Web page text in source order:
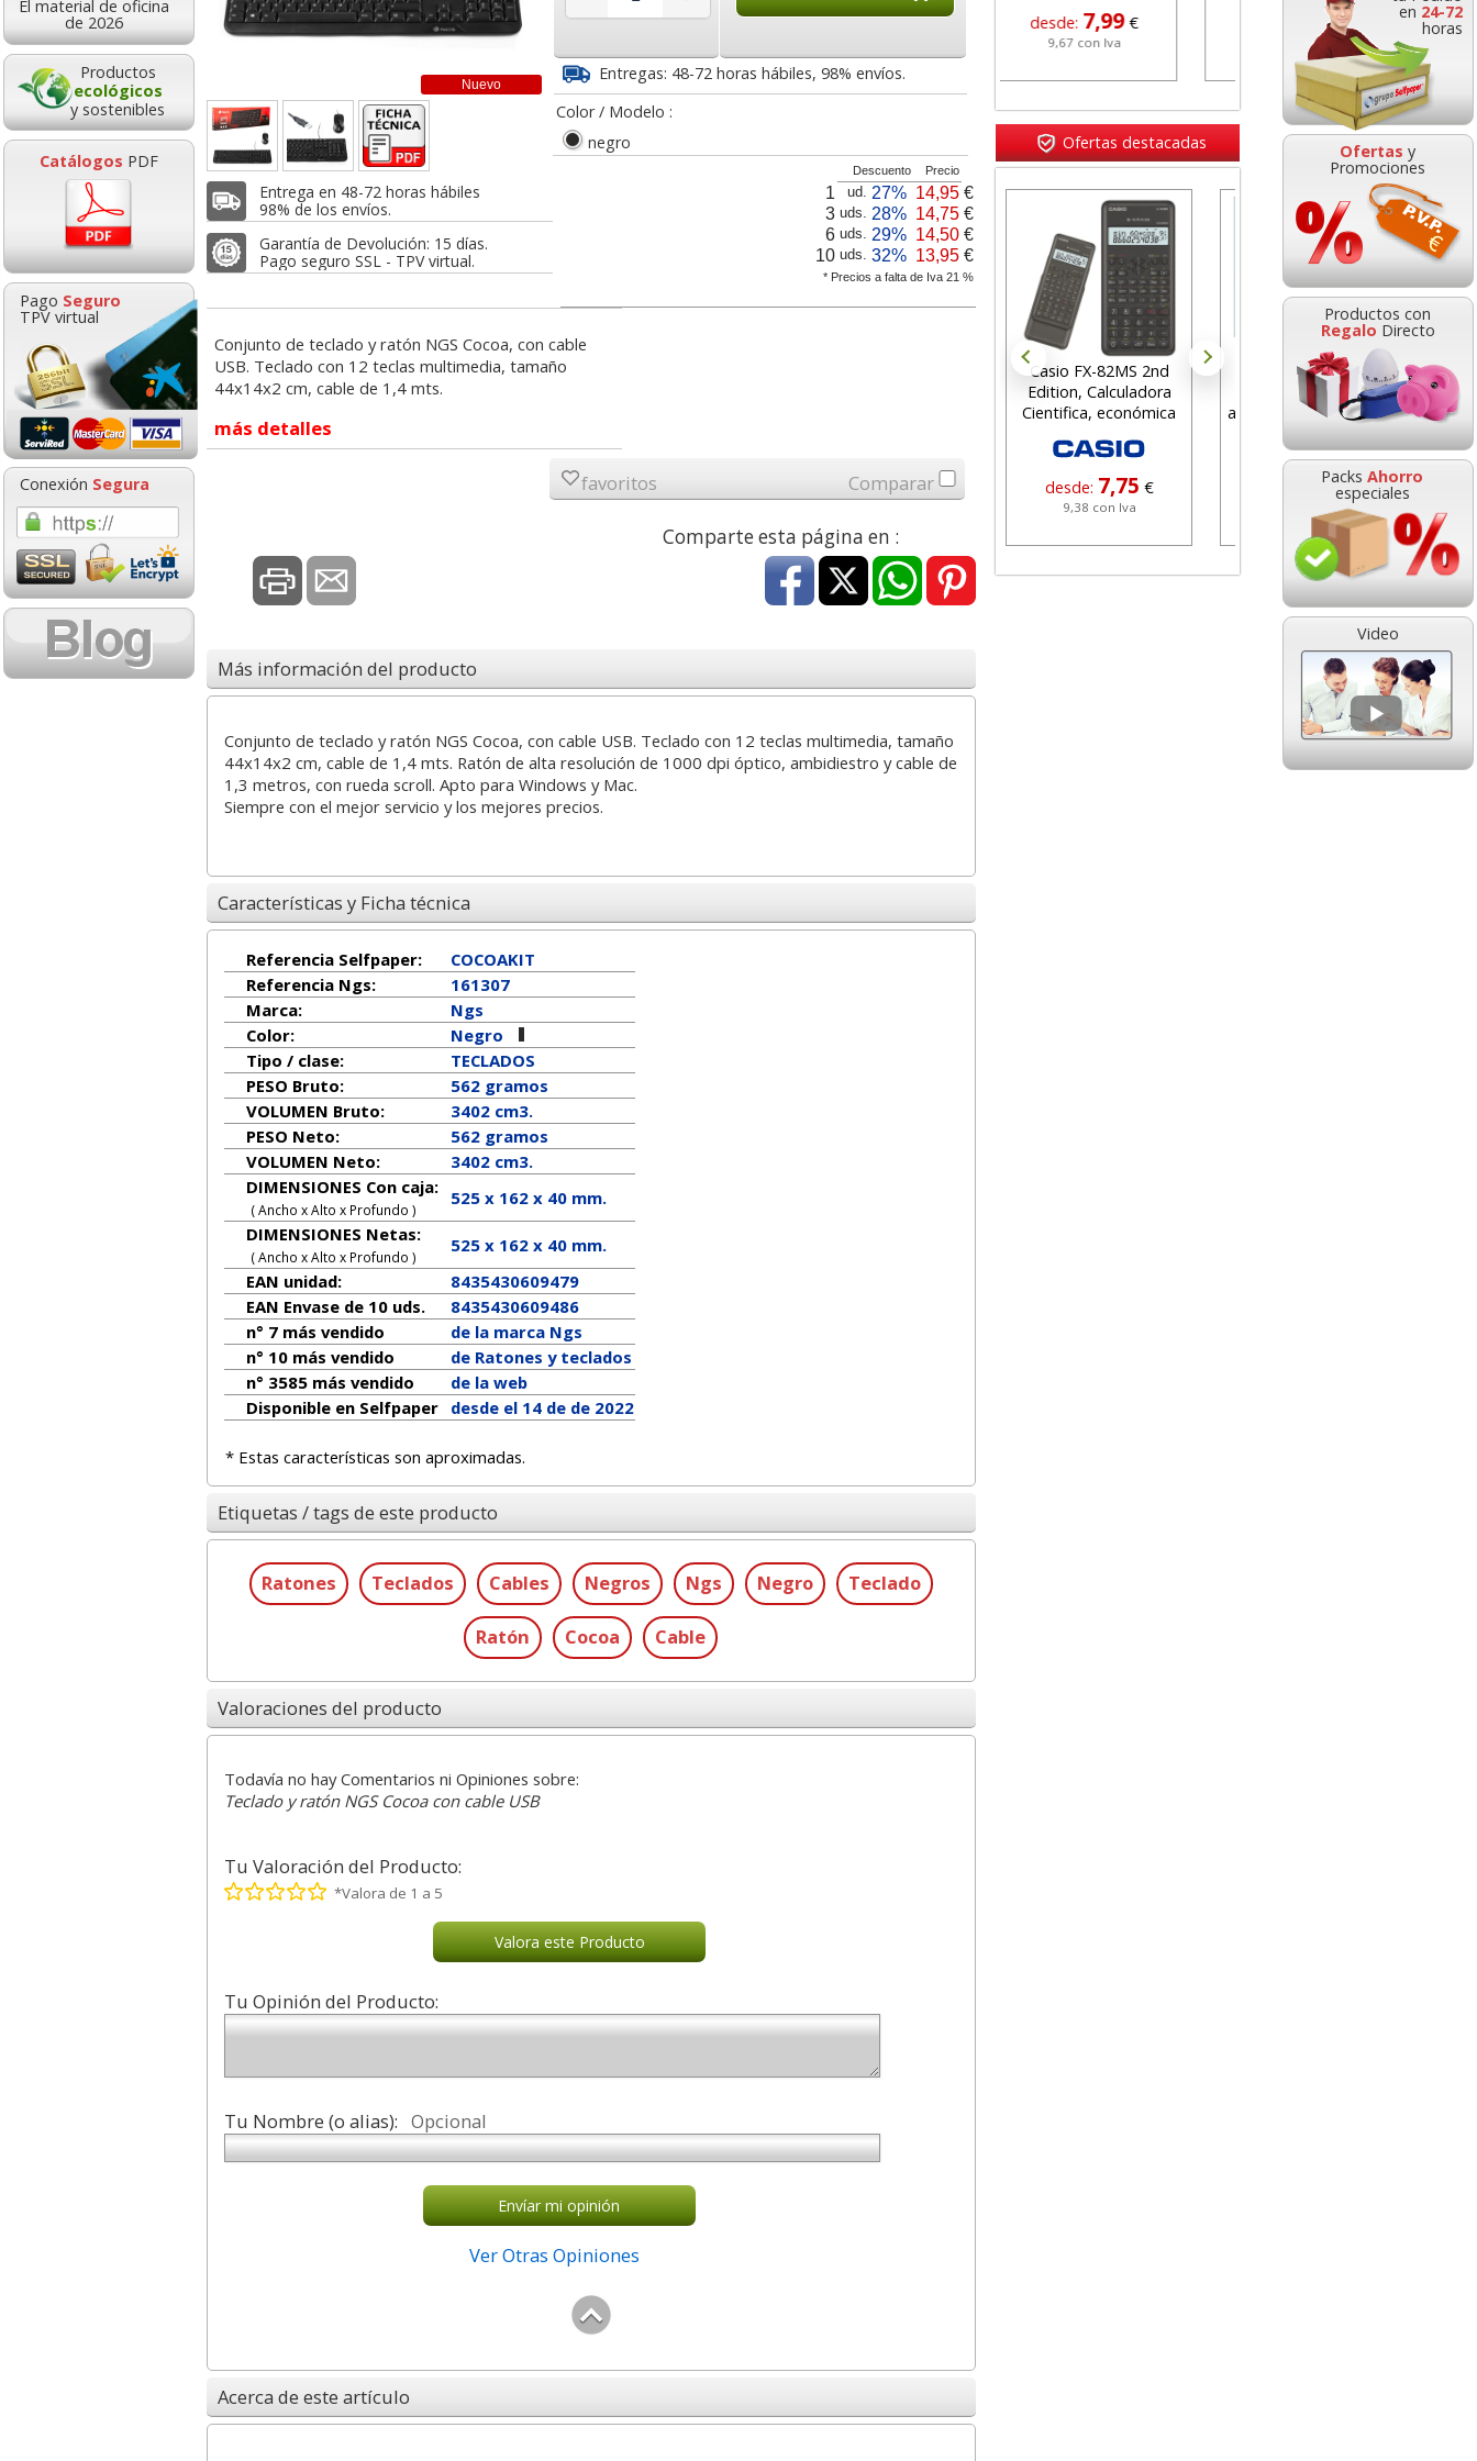
El material de oficina
de 2026
Productos
ecológicos
y sostenibles
Catálogos PDF
Pago Seguro
TPV virtual
Conexión Segura
en 24-72
horas
Ofertas y
Promociones
Productos con
Regalo Directo
PacksAhorro
especiales
Video
Nuevo
Entrega en 48-72 horas hábiles
98% de los envíos.
Garantía de Devolución: 15 días.
Pago seguro SSL - TPV virtual.
Entregas: 48-72 horas hábiles, 98% envíos.
Color / Modelo :
negro
* Precios a falta de Iva 21 %
Descuento Precio
1 ud. 27% 14,95 €
3 uds. 28% 14,75 €
6 uds. 29% 14,50 €
10 uds. 32% 13,95 €
Conjunto de teclado y ratón NGS Cocoa, con cable
USB. Teclado con 12 teclas multimedia, tamaño
44x14x2 cm, cable de 1,4 mts.
más detalles
favoritos Comparar
Comparte esta página en :
Más información del producto
Conjunto de teclado y ratón NGS Cocoa, con cable USB. Teclado con 12 teclas multimedia, tamaño
44x14x2 cm, cable de 1,4 mts. Ratón de alta resolución de 1000 dpi óptico, ambidiestro y cable de
1,3 metros, con rueda scroll. Apto para Windows y Mac.
Siempre con el mejor servicio y los mejores precios.
Características y Ficha técnica
Referencia Selfpaper:
COCOAKIT
Referencia Ngs:
161307
Marca:
Ngs
Color:
Negro
Tipo / clase:
TECLADOS
PESO Bruto:
562 gramos
VOLUMEN Bruto:
3402 cm3.
PESO Neto:
562gramos
VOLUMEN Neto:
3402 cm3.
DIMENSIONES Con caja:
( Ancho x Alto x Profundo )
525 x 162 x 40 mm.
DIMENSIONES Netas:
( Ancho x Alto x Profundo )
525x 162x 40mm.
EAN unidad:
8435430609479
EAN Envase de 10 uds.
8435430609486
n° 7 más vendido
de la marca Ngs
n° 10 más vendido
de Ratones y teclados
n° 3585 más vendido
de la web
Disponible en Selfpaper
desde el 14 de de 2022
* Estas características son aproximadas.
Etiquetas / tags de este producto
Ratones Teclados Cables Negros Ngs Negro Teclado
Ratón Cocoa Cable
Valoraciones del producto
Todavía no hay Comentarios ni Opiniones sobre:
Teclado y ratón NGS Cocoa con cable USB
Tu Valoración del Producto:
*Valora de 1 a 5
Valora este Producto
Tu Opinión del Producto:
Tu Nombre (o alias): Opcional
Envíar mi opinión
Ver Otras Opiniones
Acerca de este artículo
6,30 €
con Iva
desde:5,70 €
6,90 con Iva
desde:8,11 €
9,81 con Iva
desde:3,62 desde:7,99 € desde:6,30
7,62 con Iva
5,70
6,90 con Iva
con cable USB
Q-Connect
negro
8,11 €
con Iva
Raton Optico USB
economico windows XP
98 NT Vista siete 7
desde: 3,62
4,38 con Iva
Spike cable USB
Inálambrico sin cable,
Raton mini para
portatil, con Cable
Teclado con cable USB
económico Q-Connect
negro
desde:8,11 €
9,81 con Iva
Ofertas destacadas
Sobres 115x225
americanos L
autoadhesivos paquete
25 uds
Subcarpetas de
cartulina de colores
desde: desde:0,63 €
Casio FX-82MS 2nd
Edition, Calculadora
Cientifica, económica
desde: 7,75 €
9,38 con Iva
Sobres 115x225
americanos L
autoadhesivos paquete
1,17 €
1,42 con Iva
Cartulinas Din A4 Folio
Amarillo Claro Limón
Pte. 50 hjs
Grapas Petrus 22/6 22-
6 cobreada Cajita 1000
Casio FX-82MS 2nd
Edition, Calculadora
Cientifica, económica
Sobres 115x225
americanos L
Amarillo Claro Limón